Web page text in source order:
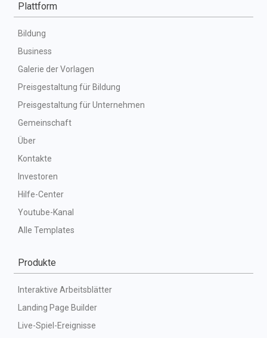
Plattform
Bildung
Business
Galerie der Vorlagen
Preisgestaltung für Bildung
Preisgestaltung für Unternehmen
Gemeinschaft
Über
Kontakte
Investoren
Hilfe-Center
Youtube-Kanal
Alle Templates
Produkte
Interaktive Arbeitsblätter
Landing Page Builder
Live-Spiel-Ereignisse